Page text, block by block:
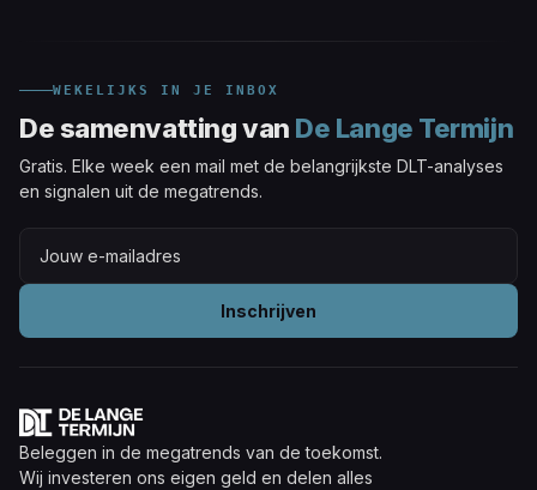
WEKELIJKS IN JE INBOX
De samenvatting van De Lange Termijn
Gratis. Elke week een mail met de belangrijkste DLT-analyses
en signalen uit de megatrends.
Inschrijven
Beleggen in de megatrends van de toekomst.
Wij investeren ons eigen geld en delen alles